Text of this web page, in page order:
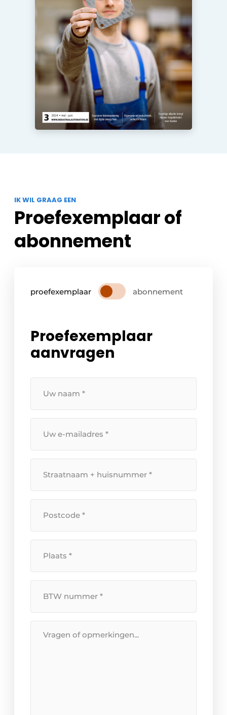
IK WIL GRAAG EEN
Proefexemplaar of
abonnement
proefexemplaar abonnement
Proefexemplaar
aanvragen
naam
*
mailadres
huisnummer
Nummer
*